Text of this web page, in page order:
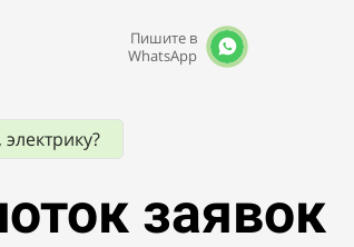
Пишите в
WhatsApp
заявок